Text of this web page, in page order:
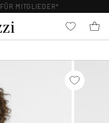
FÜR MITGLIEDER*